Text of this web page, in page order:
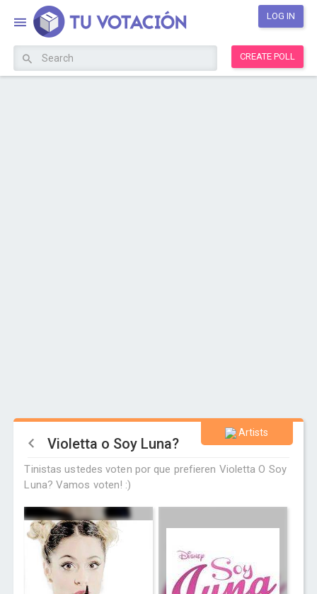
LOG IN
CREATE POLL
Artists
Violetta o Soy Luna?
Tinistas ustedes voten por que prefieren Violetta O Soy
Luna? Vamos voten! :)